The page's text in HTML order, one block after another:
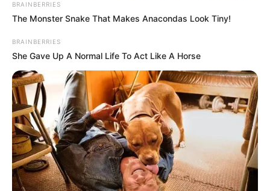
BRAINBERRIES
The Monster Snake That Makes Anacondas Look Tiny!
BRAINBERRIES
She Gave Up A Normal Life To Act Like A Horse